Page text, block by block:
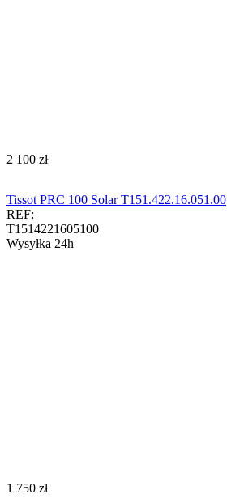
‍2 100‍ zł
Tissot PRC 100 Solar T151.422.16.051.00
REF:
T1514221605100
Wysyłka 24h
‍1 750‍ zł